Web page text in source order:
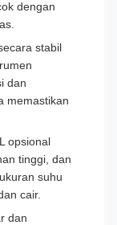
dengan
stabil
dan
memastikan
opsional
tinggi, dan
suhu
cair.
dan